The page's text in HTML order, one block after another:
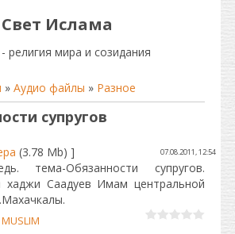
Свет Ислама
религия мира и созидания
» Аудио файлы » Разное
супругов
(3.78 Mb) ] 07.08.2011, 12:54
тема-Обязанности супругов.
хаджи Саадуев Имам центральной
MUSLIM